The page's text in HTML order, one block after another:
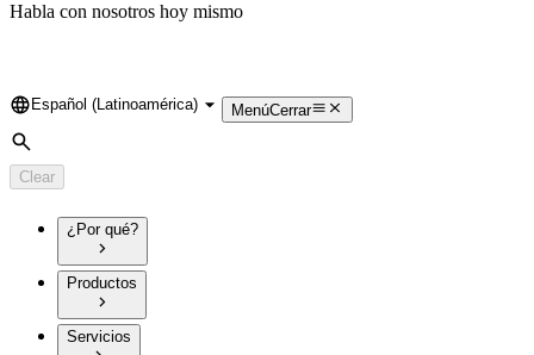
Habla con nosotros hoy mismo
Language
Español (Latinoamérica) MenúCerrar
Search
Clear
¿Por qué?
Productos
Servicios